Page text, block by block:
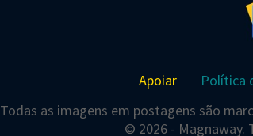
Apoiar Política
Todas as imagens em postagens são
© 2026 - Magnaway.